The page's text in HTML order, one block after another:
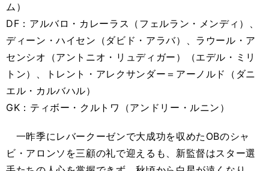
ム）
DF：アルバロ・カレーラス（フェルラン・メンディ）、
ディーン・ハイセン（ダビド・アラバ）、ラウール・ア
センシオ（アントニオ・リュディガー）（エデル・ミリ
トン）、トレント・アレクサンダー＝アーノルド（ダニ
エル・カルバハル）
GK：ティボー・クルトワ（アンドリー・ルニン）
一昨季にレバークーゼンで大成功を収めたOBのシャ
ビ・アロンソを三顧の礼で迎えるも、新監督はスター選